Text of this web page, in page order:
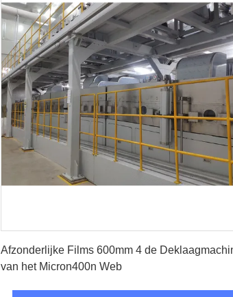
Afzonderlijke Films 600mm 4 de
van het Micron400n Web